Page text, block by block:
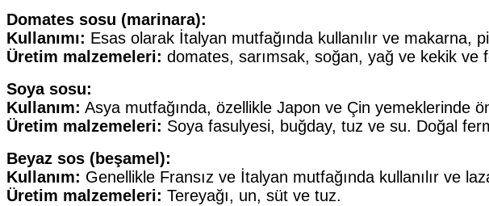
Domates sosu (marinara):
Kullanımı: Esas olarak İtalyan mutfağında kullanılır ve makarna,
Üretim malzemeleri: domates, sarımsak, soğan, yağ ve kekik ve
Soya sosu:
Kullanım: Asya mutfağında, özellikle Japon ve Çin yemeklerinde
Üretim malzemeleri: Soya fasulyesi, buğday, tuz ve su. Doğal
Beyaz sos (beşamel):
Kullanım: Genellikle Fransız ve İtalyan mutfağında kullanılır ve
Üretim malzemeleri: Tereyağı, un, süt ve tuz.